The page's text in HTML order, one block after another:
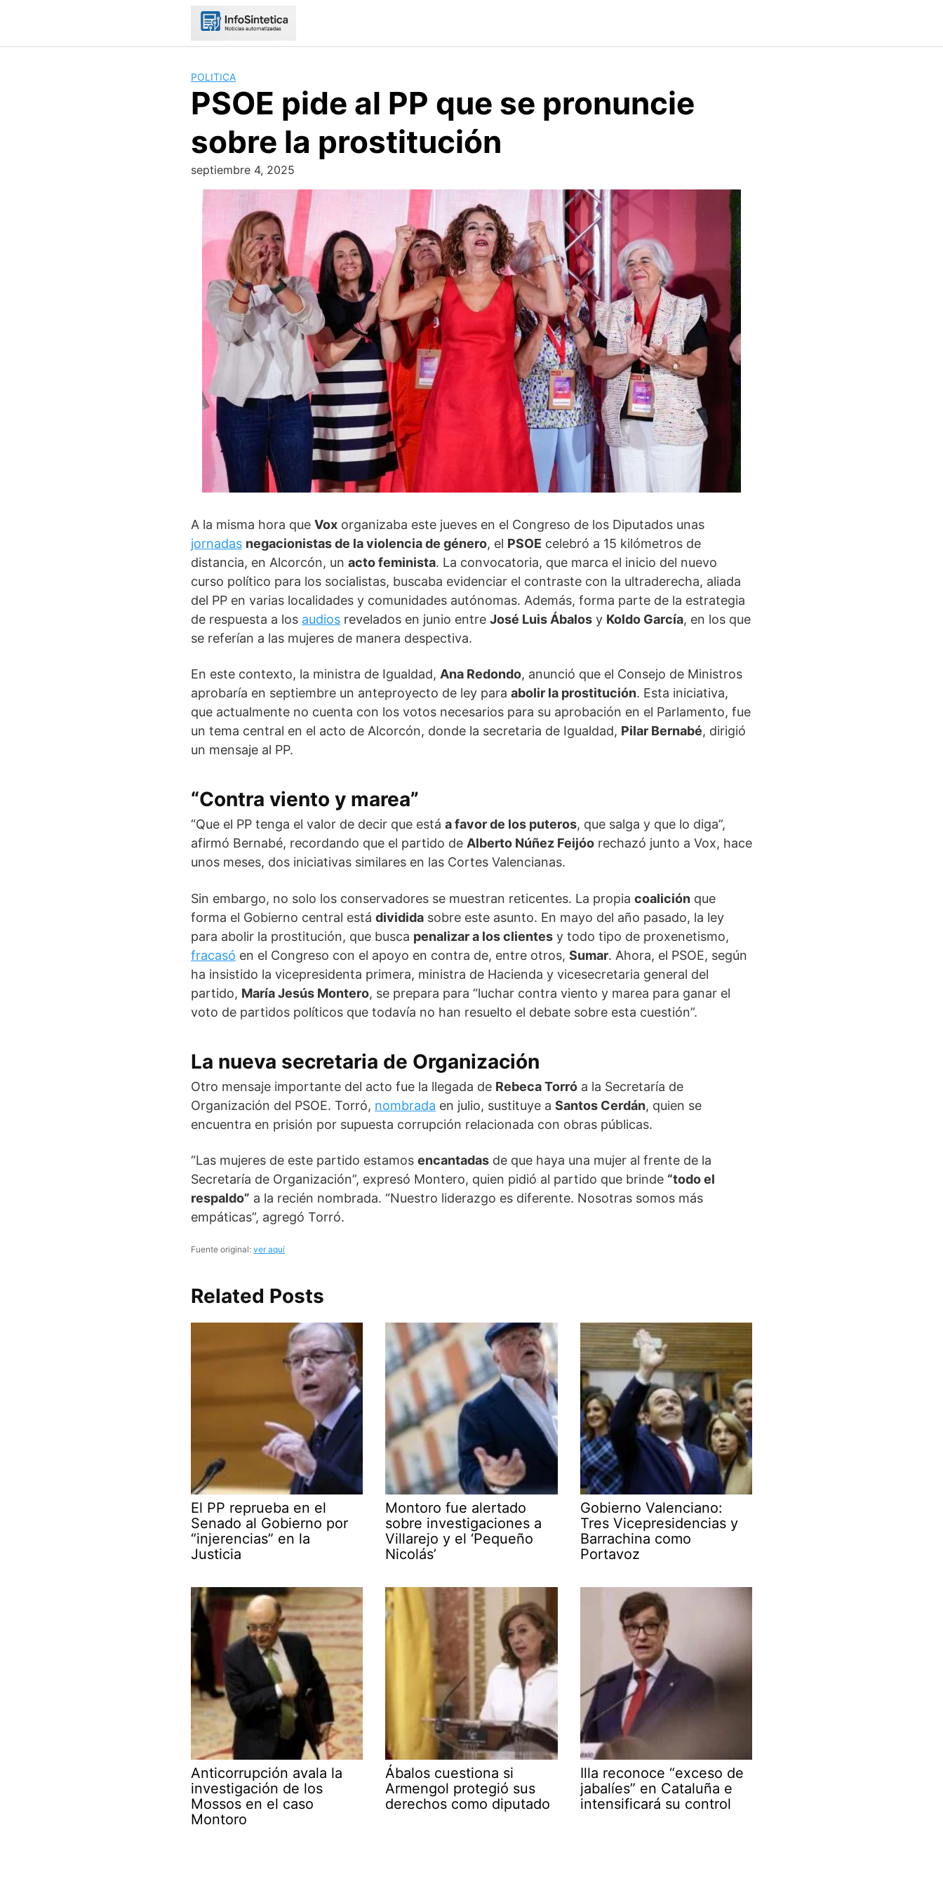
POLITICA
PSOE pide al PP que se pronuncie
sobre la prostitución
septiembre 4, 2025
A la misma hora que Vox organizaba este jueves en el Congreso de los Diputados unas
jornadas negacionistas de la violencia de género, el PSOE celebró a 15 kilómetros de
distancia, en Alcorcón, un acto feminista. La convocatoria, que marca el inicio del nuevo
curso político para los socialistas, buscaba evidenciar el contraste con la ultraderecha, aliada
del PP en varias localidades y comunidades autónomas. Además, forma parte de la estrategia
de respuesta a los audios revelados en junio entre José Luis Ábalos y Koldo García, en los que
se referían a las mujeres de manera despectiva.
En este contexto, la ministra de Igualdad, Ana Redondo, anunció que el Consejo de Ministros
aprobaría en septiembre un anteproyecto de ley para abolir la prostitución. Esta iniciativa,
que actualmente no cuenta con los votos necesarios para su aprobación en el Parlamento, fue
un tema central en el acto de Alcorcón, donde la secretaria de Igualdad, Pilar Bernabé, dirigió
un mensaje al PP.
“Contra viento y marea”
“Que el PP tenga el valor de decir que está a favor de los puteros, que salga y que lo diga”,
afirmó Bernabé, recordando que el partido de Alberto Núñez Feijóo rechazó junto a Vox, hace
unos meses, dos iniciativas similares en las Cortes Valencianas.
Sin embargo, no solo los conservadores se muestran reticentes. La propia coalición que
forma el Gobierno central está dividida sobre este asunto. En mayo del año pasado, la ley
para abolir la prostitución, que busca penalizar a los clientes y todo tipo de proxenetismo,
fracasó en el Congreso con el apoyo en contra de, entre otros, Sumar. Ahora, el PSOE, según
ha insistido la vicepresidenta primera, ministra de Hacienda y vicesecretaria general del
partido, María Jesús Montero, se prepara para “luchar contra viento y marea para ganar el
voto de partidos políticos que todavía no han resuelto el debate sobre esta cuestión”.
La nueva secretaria de Organización
Otro mensaje importante del acto fue la llegada de Rebeca Torró a la Secretaría de
Organización del PSOE. Torró, nombrada en julio, sustituye a Santos Cerdán, quien se
encuentra en prisión por supuesta corrupción relacionada con obras públicas.
“Las mujeres de este partido estamos encantadas de que haya una mujer al frente de la
Secretaría de Organización”, expresó Montero, quien pidió al partido que brinde “todo el
respaldo” a la recién nombrada. “Nuestro liderazgo es diferente. Nosotras somos más
empáticas”, agregó Torró.
Fuente original: ver aquí
Related Posts
El PP reprueba en el
Senado al Gobierno por
“injerencias” en la
Justicia
Montoro fue alertado
sobre investigaciones a
Villarejo y el ‘Pequeño
Nicolás’
Gobierno Valenciano:
Tres Vicepresidencias y
Barrachina como
Portavoz
Anticorrupción avala la
investigación de los
Mossos en el caso
Montoro
Ábalos cuestiona si
Armengol protegió sus
derechos como diputado
Illa reconoce “exceso de
jabalíes” en Cataluña e
intensificará su control